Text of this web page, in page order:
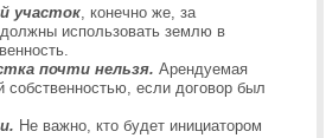
участок, конечно же, за
использовать землю в
почти нельзя. Арендуемая
если договор был
Не важно, кто будет инициатором